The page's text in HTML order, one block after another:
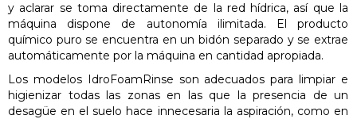
y aclarar se toma directamente de la red hídrica, así que la
máquina dispone de autonomía ilimitada. El producto
químico puro se encuentra en un bidón separado y se extrae
automáticamente por la máquina en cantidad apropiada.
Los modelos IdroFoamRinse son adecuados para limpiar e
higienizar todas las zonas en las que la presencia de un
desagüe en el suelo hace innecesaria la aspiración, como en